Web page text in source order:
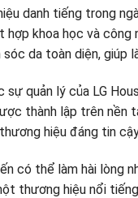
danh tiếng trong
khoa học và công
da toàn diện, giúp
sự quản lý của LG
thành lập trên nền
hiệu đáng tin
có thể làm hài lòng
thương hiệu nổi